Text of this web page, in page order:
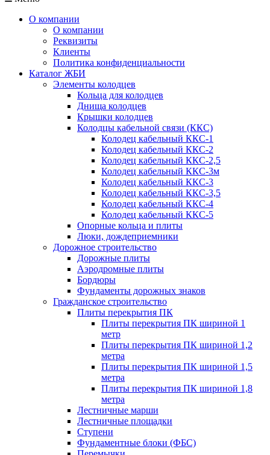
О компании
О компании
Реквизиты
Клиенты
Политика конфиденциальности
Каталог ЖБИ
Элементы колодцев
Кольца для колодцев
Днища колодцев
Крышки колодцев
Колодцы кабельной связи (ККС)
Колодец кабельный ККС-1
Колодец кабельный ККС-2
Колодец кабельный ККС-2,5
Колодец кабельный ККС-3м
Колодец кабельный ККС-3
Колодец кабельный ККС-3,5
Колодец кабельный ККС-4
Колодец кабельный ККС-5
Опорные кольца и плиты
Люки, дождеприемники
Дорожное строительство
Дорожные плиты
Аэродромные плиты
Бордюры
Фундаменты дорожных знаков
Гражданское строительство
Плиты перекрытия ПК
Плиты перекрытия ПК шириной 1
метр
Плиты перекрытия ПК шириной 1,2
метра
Плиты перекрытия ПК шириной 1,5
метра
Плиты перекрытия ПК шириной 1,8
метра
Лестничные марши
Лестничные площадки
Ступени
Фундаментные блоки (ФБС)